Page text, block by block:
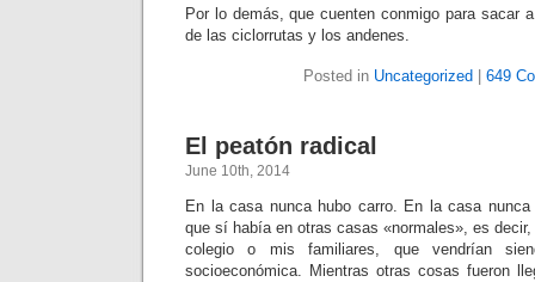
Por lo demás, que cuenten conmigo para sacar
de las ciclorrutas y los andenes.
Posted in Uncategorized 649
El peatón radical
June 10th, 2014
En la casa nunca hubo carro. En la casa
que sí había en otras casas «normales», es
colegio o mis familiares, que vendrían
socioeconómica. Mientras otras cosas fueron